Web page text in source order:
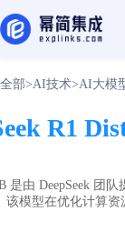
全部>AI技术>AI大模
R1
是由 DeepSeek
该模型在优化计算